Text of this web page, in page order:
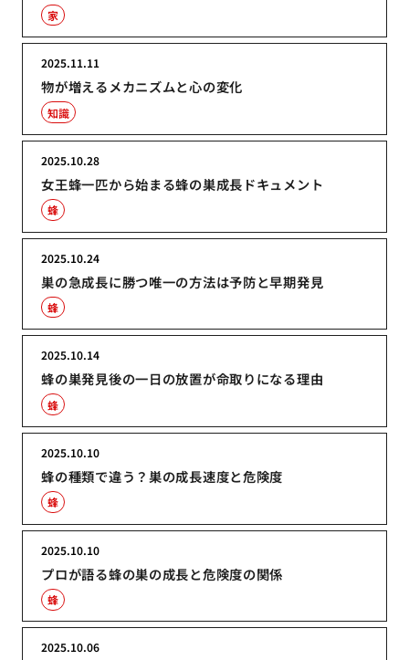
家
物が増えるメカニズムと心の変化
2025.11.11
知識
女王蜂一匹から始まる蜂の巣成長ドキュメント
2025.10.28
蜂
巣の急成長に勝つ唯一の方法は予防と早期発見
2025.10.24
蜂
蜂の巣発見後の一日の放置が命取りになる理由
2025.10.14
蜂
蜂の種類で違う？巣の成長速度と危険度
2025.10.10
蜂
プロが語る蜂の巣の成長と危険度の関係
2025.10.10
蜂
2025.10.06